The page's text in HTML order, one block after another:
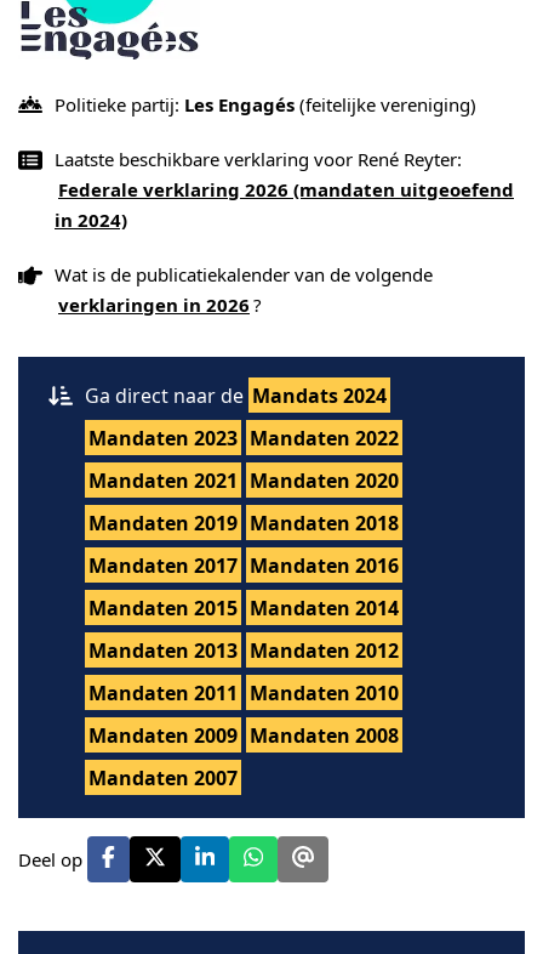
Politieke partij: Les Engagés (feitelijke vereniging)
Laatste beschikbare verklaring voor René Reyter:
Federale verklaring 2026 (mandaten uitgeoefend
in 2024)
Wat is de publicatiekalender van de volgende
verklaringen in 2026 ?
Ga direct naar de Mandats 2024
Mandaten 2023 Mandaten 2022
Mandaten 2021 Mandaten 2020
Mandaten 2019 Mandaten 2018
Mandaten 2017 Mandaten 2016
Mandaten 2015 Mandaten 2014
Mandaten 2013 Mandaten 2012
Mandaten 2011 Mandaten 2010
Mandaten 2009 Mandaten 2008
Mandaten 2007
Deel op